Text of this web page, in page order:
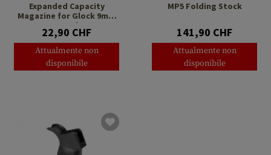
Expanded Capacity
Magazine for Glock 9mm
15+2rds
22,90 CHF
Attualmente non
disponibile
MP5 Folding Stock
141,90 CHF
Attualmente non
disponibile